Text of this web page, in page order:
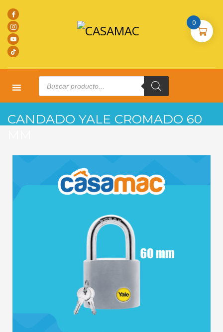
Products
search
CANDADO YALE CROMADO 60
0